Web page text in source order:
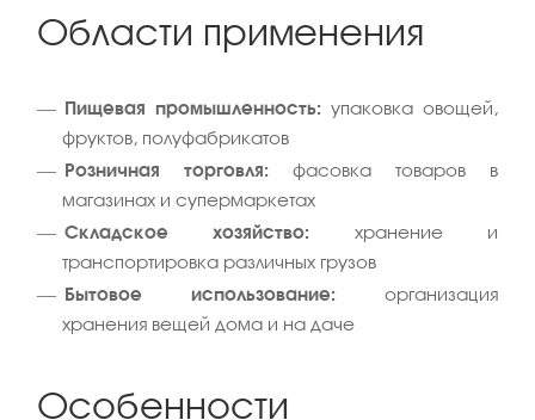
Области применения
Пищевая промышленность: упаковка овощей,
фруктов, полуфабрикатов
Розничная торговля: фасовка товаров в
магазинах и супермаркетах
Складское хозяйство: хранение и
транспортировка различных грузов
Бытовое использование: организация
хранения вещей дома и на даче
Особенности